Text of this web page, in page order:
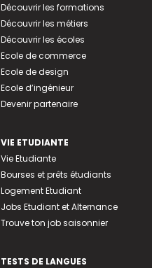
Découvrir les formations
Découvrir les métiers
Découvrir les écoles
Ecole de commerce
Ecole de design
Ecole d’ingénieur
Devenir partenaire
VIE ETUDIANTE
Vie Etudiante
Bourses et prêts étudiants
Logement Etudiant
Jobs Etudiant et Alternance
Trouve ton job saisonnier
TESTS DE LANGUES